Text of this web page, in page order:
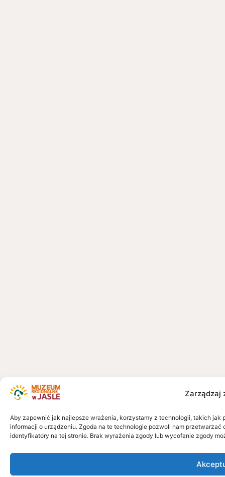
Zarządzaj
Aby zapewnić jak najlepsze wrażenia, korzystamy z technologii, takich
informacji o urządzeniu. Zgoda na te technologie pozwoli nam
identyfikatory na tej stronie. Brak wyrażenia zgody lub wycofanie zgody